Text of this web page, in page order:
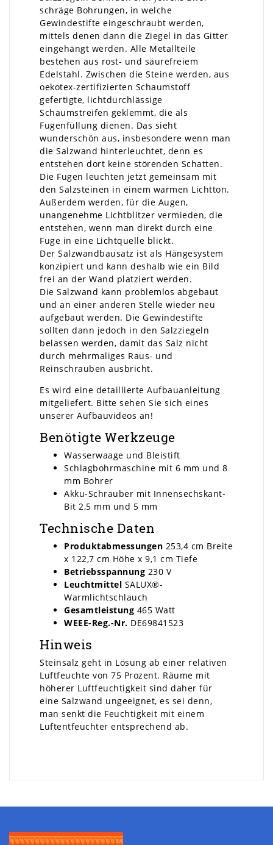
schräge Bohrungen, in welche
Gewindestifte eingeschraubt werden,
mittels denen dann die Ziegel in das Gitter
eingehängt werden. Alle Metallteile
bestehen aus rost- und säurefreiem
Edelstahl. Zwischen die Steine werden, aus
oekotex-zertifizierten Schaumstoff
gefertigte, lichtdurchlässige
Schaumstreifen geklemmt, die als
Fugenfüllung dienen. Das sieht
wunderschön aus, insbesondere wenn man
die Salzwand hinterleuchtet, denn es
entstehen dort keine störenden Schatten.
Die Fugen leuchten jetzt gemeinsam mit
den Salzsteinen in einem warmen Lichtton.
Außerdem werden, für die Augen,
unangenehme Lichtblitzer vermieden, die
entstehen, wenn man direkt durch eine
Fuge in eine Lichtquelle blickt.
Der Salzwandbausatz ist als Hängesystem
konzipiert und kann deshalb wie ein Bild
frei an der Wand platziert werden.
Die Salzwand kann problemlos abgebaut
und an einer anderen Stelle wieder neu
aufgebaut werden. Die Gewindestifte
sollten dann jedoch in den Salzziegeln
belassen werden, damit das Salz nicht
durch mehrmaliges Raus- und
Reinschrauben ausbricht.
Es wird eine detaillierte Aufbauanleitung
mitgeliefert. Bitte sehen Sie sich eines
unserer Aufbauvideos an!
Benötigte Werkzeuge
Wasserwaage und Bleistift
Schlagbohrmaschine mit 6 mm und 8
mm Bohrer
Akku-Schrauber mit Innensechskant-
Bit 2,5 mm und 5 mm
Technische Daten
Produktabmessungen 253,4 cm Breite
x 122,7 cm Höhe x 9,1 cm Tiefe
Betriebsspannung 230 V
Leuchtmittel SALUX®-
Warmlichtschlauch
Gesamtleistung 465 Watt
WEEE-Reg.-Nr. DE69841523
Hinweis
Steinsalz geht in Lösung ab einer relativen
Luftfeuchte von 75 Prozent. Räume mit
höherer Luftfeuchtigkeit sind daher für
eine Salzwand ungeeignet, es sei denn,
man senkt die Feuchtigkeit mit einem
Luftentfeuchter entsprechend ab.